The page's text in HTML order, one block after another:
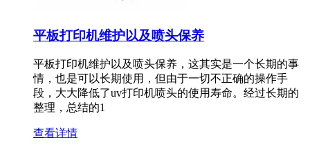
平板打印机维护以及喷头保养
平板打印机维护以及喷头保养，这其实是一个长期的事
情，也是可以长期使用，但由于一切不正确的操作手
段，大大降低了uv打印机喷头的使用寿命。经过长期的
整理，总结的1
查看详情